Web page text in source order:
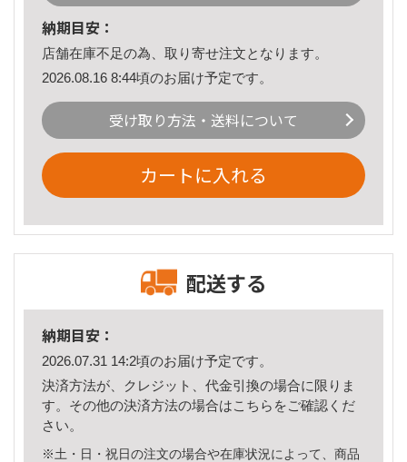
納期目安：
店舗在庫不足の為、取り寄せ注文となります。
2026.08.16 8:44頃のお届け予定です。
受け取り方法・送料について
カートに入れる
配送する
納期目安：
2026.07.31 14:2頃のお届け予定です。
決済方法が、クレジット、代金引換の場合に限りま
す。その他の決済方法の場合はこちら をご確認くだ
さい。
※土・日・祝日の注文の場合や在庫状況によって、商品